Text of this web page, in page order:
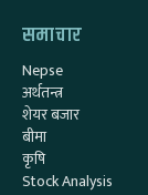
समाचार
Nepse
अर्थतन्त्र
शेयर बजार
बीमा
कृषि
Stock Analysis